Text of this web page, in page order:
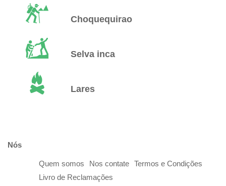
Choquequirao
Selva inca
Lares
Nós
Quem somos Nos contate
Termos e Condições
Livro de Reclamações